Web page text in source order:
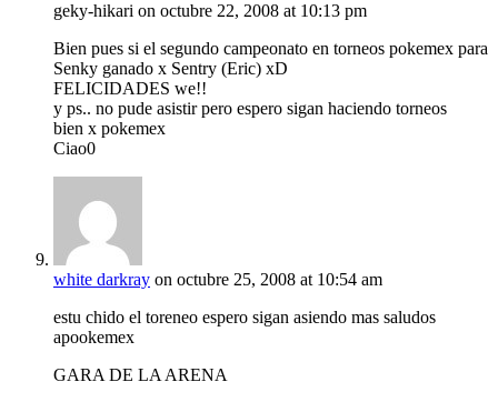
geky-hikari on octubre 22, 2008 at 10:13 pm
Bien pues si el segundo campeonato en torneos pokemex para
Senky ganado x Sentry (Eric) xD
FELICIDADES we!!
y ps.. no pude asistir pero espero sigan haciendo torneos
bien x pokemex
Ciao0
white darkray on octubre 25, 2008 at 10:54 am
estu chido el toreneo espero sigan asiendo mas saludos
apookemex
GARA DE LA ARENA